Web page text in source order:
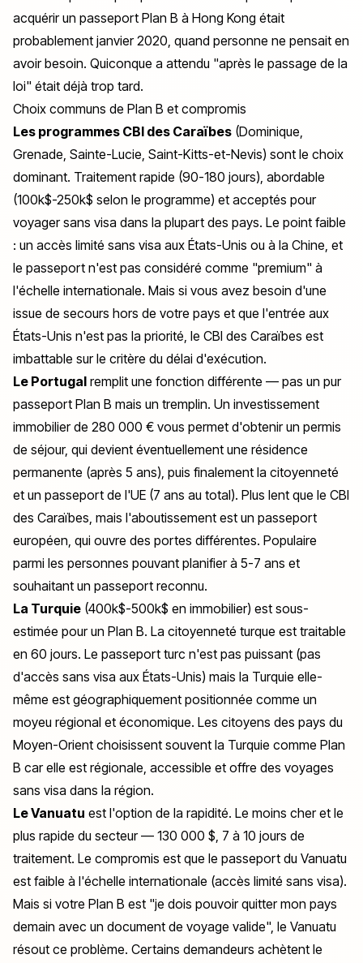
acquérir un passeport Plan B à Hong Kong était
probablement janvier 2020, quand personne ne pensait en
avoir besoin. Quiconque a attendu "après le passage de la
loi" était déjà trop tard.
Choix communs de Plan B et compromis
Les programmes CBI des Caraïbes (Dominique,
Grenade, Sainte-Lucie, Saint-Kitts-et-Nevis) sont le choix
dominant. Traitement rapide (90-180 jours), abordable
(100k$-250k$ selon le programme) et acceptés pour
voyager sans visa dans la plupart des pays. Le point faible
: un accès limité sans visa aux États-Unis ou à la Chine, et
le passeport n'est pas considéré comme "premium" à
l'échelle internationale. Mais si vous avez besoin d'une
issue de secours hors de votre pays et que l'entrée aux
États-Unis n'est pas la priorité, le CBI des Caraïbes est
imbattable sur le critère du délai d'exécution.
Le Portugal remplit une fonction différente — pas un pur
passeport Plan B mais un tremplin. Un investissement
immobilier de 280 000 € vous permet d'obtenir un permis
de séjour, qui devient éventuellement une résidence
permanente (après 5 ans), puis finalement la citoyenneté
et un passeport de l'UE (7 ans au total). Plus lent que le CBI
des Caraïbes, mais l'aboutissement est un passeport
européen, qui ouvre des portes différentes. Populaire
parmi les personnes pouvant planifier à 5-7 ans et
souhaitant un passeport reconnu.
La Turquie (400k$-500k$ en immobilier) est sous-
estimée pour un Plan B. La citoyenneté turque est traitable
en 60 jours. Le passeport turc n'est pas puissant (pas
d'accès sans visa aux États-Unis) mais la Turquie elle-
même est géographiquement positionnée comme un
moyeu régional et économique. Les citoyens des pays du
Moyen-Orient choisissent souvent la Turquie comme Plan
B car elle est régionale, accessible et offre des voyages
sans visa dans la région.
Le Vanuatu est l'option de la rapidité. Le moins cher et le
plus rapide du secteur — 130 000 $, 7 à 10 jours de
traitement. Le compromis est que le passeport du Vanuatu
est faible à l'échelle internationale (accès limité sans visa).
Mais si votre Plan B est "je dois pouvoir quitter mon pays
demain avec un document de voyage valide", le Vanuatu
résout ce problème. Certains demandeurs achètent le